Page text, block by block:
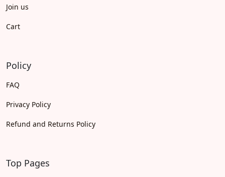
Join us
Cart
Policy
FAQ
Privacy Policy
Refund and Returns Policy
Top Pages